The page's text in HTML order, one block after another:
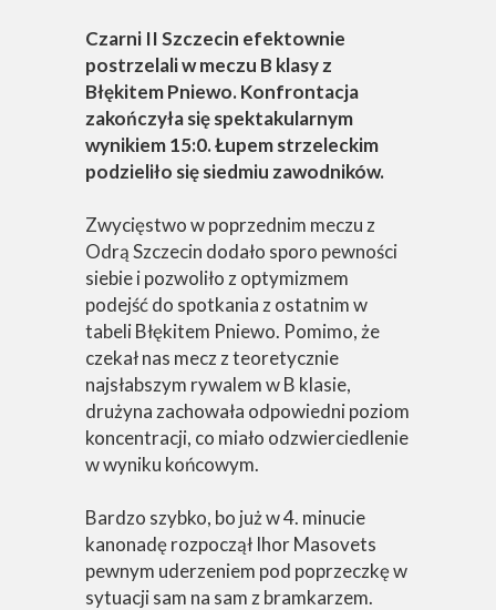
Czarni II Szczecin efektownie
postrzelali w meczu B klasy z
Błękitem Pniewo. Konfrontacja
zakończyła się spektakularnym
wynikiem 15:0. Łupem strzeleckim
podzieliło się siedmiu zawodników.
Zwycięstwo w poprzednim meczu z
Odrą Szczecin dodało sporo pewności
siebie i pozwoliło z optymizmem
podejść do spotkania z ostatnim w
tabeli Błękitem Pniewo. Pomimo, że
czekał nas mecz z teoretycznie
najsłabszym rywalem w B klasie,
drużyna zachowała odpowiedni poziom
koncentracji, co miało odzwierciedlenie
w wyniku końcowym.
Bardzo szybko, bo już w 4. minucie
kanonadę rozpoczął Ihor Masovets
pewnym uderzeniem pod poprzeczkę w
sytuacji sam na sam z bramkarzem.